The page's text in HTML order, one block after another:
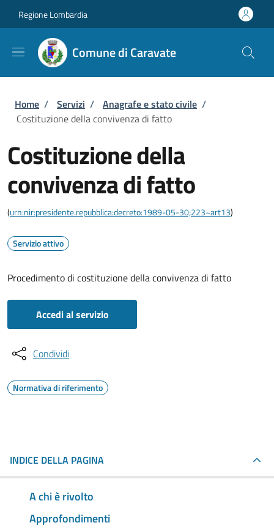
Regione Lombardia
Comune di Caravate
Briciole di pane
Home / Servizi / Anagrafe e stato civile /
Costituzione della convivenza di fatto
Costituzione della
convivenza di fatto
(urn:nir:presidente.repubblica:decreto:1989-05-30;223~art13)
Servizio attivo
Procedimento di costituzione della convivenza di fatto
Accedi al servizio
Condividi
Normativa di riferimento
INDICE DELLA PAGINA
A chi è rivolto
Approfondimenti